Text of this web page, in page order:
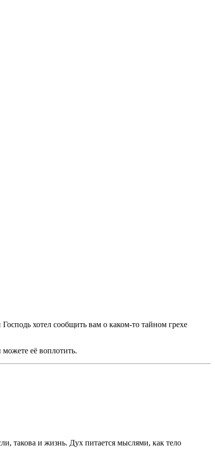
хотел сообщить вам о каком-то тайном грехе
её воплотить.
такова и жизнь. Дух питается мыслями, как тело